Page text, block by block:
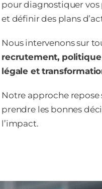
pour diagnostiquer
et définir des plans
Nous intervenons sur
recrutement,
légale et
Notre approche repose
prendre les bonnes
l’impact.